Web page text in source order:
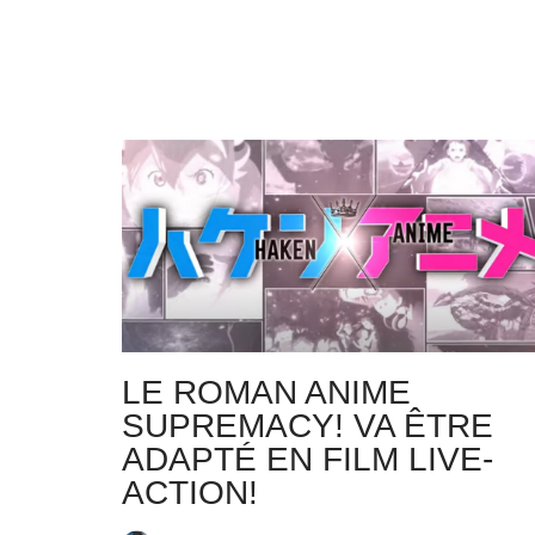
LE ROMAN ANIME
SUPREMACY! VA ÊTRE
ADAPTÉ EN FILM LIVE-
ACTION!